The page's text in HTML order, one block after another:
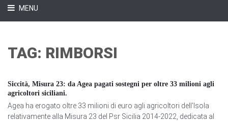
MENU
TAG: RIMBORSI
Siccità, Misura 23: da Agea pagati sostegni per oltre 33 milioni agli
agricoltori siciliani.
Agea ha erogato oltre 33 milioni di euro agli agricoltori dell'Isola
relativamente alla Misura 23 del Psr Sicilia 2014-2022, dedicata al